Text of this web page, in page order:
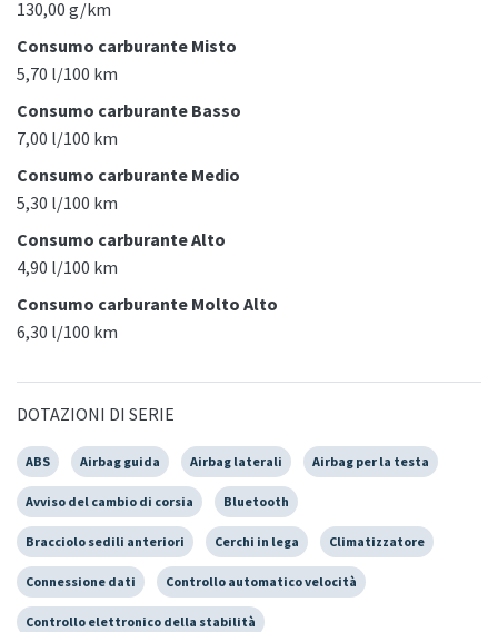
130,00 g/km
Consumo carburante Misto
5,70 l/100 km
Consumo carburante Basso
7,00 l/100 km
Consumo carburante Medio
5,30 l/100 km
Consumo carburante Alto
4,90 l/100 km
Consumo carburante Molto Alto
6,30 l/100 km
DOTAZIONI DI SERIE
ABS Airbag guida Airbag laterali Airbag per la testa
Avviso del cambio di corsia Bluetooth
Bracciolo sedili anteriori Cerchi in lega Climatizzatore
Connessione dati Controllo automatico velocità
Controllo elettronico della stabilità